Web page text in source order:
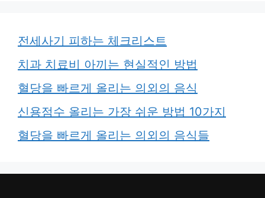
전세사기 피하는 체크리스트
치과 치료비 아끼는 현실적인 방법
혈당을 빠르게 올리는 의외의 음식
신용점수 올리는 가장 쉬운 방법 10가지
혈당을 빠르게 올리는 의외의 음식들